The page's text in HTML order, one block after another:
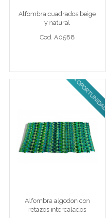
Cod. A0588
Alfombra cuadrados beige
y natural
Cod. A0588
ULTIMA OPORTUNIDAD!
Alfombra algodon con
retazos intercalados
Cod. A0084VD
Alfombra algodon con
retazos intercalados